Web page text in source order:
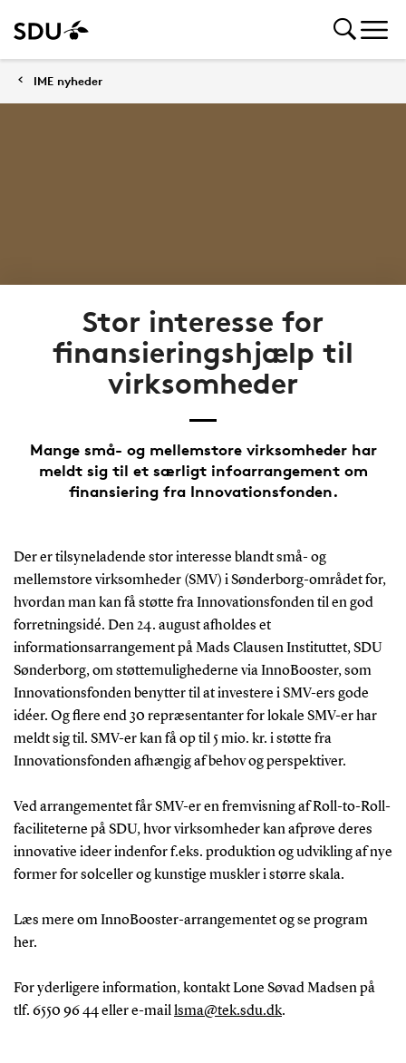
IME nyheder
Stor interesse for
finansieringshjælp til
virksomheder
Mange små- og mellemstore virksomheder har
meldt sig til et særligt infoarrangement om
finansiering fra Innovationsfonden.
Der er tilsyneladende stor interesse blandt små- og
mellemstore virksomheder (SMV) i Sønderborg-området for,
hvordan man kan få støtte fra Innovationsfonden til en god
forretningsidé. Den 24. august afholdes et
informationsarrangement på Mads Clausen Instituttet, SDU
Sønderborg, om støttemulighederne via InnoBooster, som
Innovationsfonden benytter til at investere i SMV-ers gode
idéer. Og flere end 30 repræsentanter for lokale SMV-er har
meldt sig til. SMV-er kan få op til 5 mio. kr. i støtte fra
Innovationsfonden afhængig af behov og perspektiver.
Ved arrangementet får SMV-er en fremvisning af Roll-to-Roll-
faciliteterne på SDU, hvor virksomheder kan afprøve deres
innovative ideer indenfor f.eks. produktion og udvikling af nye
former for solceller og kunstige muskler i større skala.
Læs mere om InnoBooster-arrangementet og se program
her.
For yderligere information, kontakt Lone Søvad Madsen på
tlf. 6550 96 44 eller e-maillsma@tek.sdu.dk.